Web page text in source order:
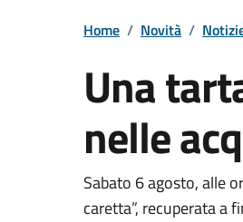
Home / Novità /
Una
nelle
Dettagli
Sabato 6 agosto, alle
caretta”, recuperata a